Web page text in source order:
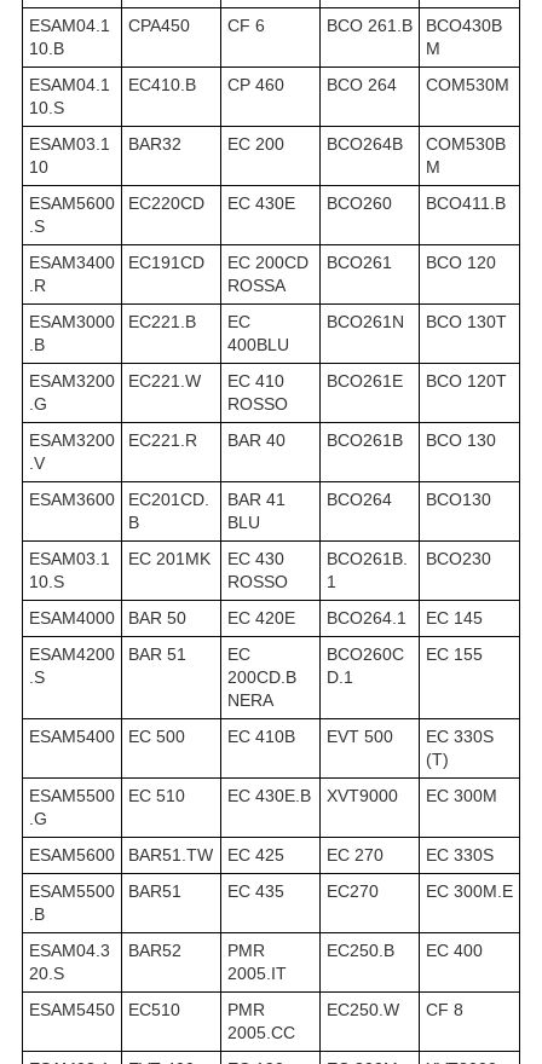
ESAM04.1
10.B
CPA450 CF 6 BCO 261.B
BCO430B
M
ESAM04.1
10.S
EC410.B CP 460 BCO 264 COM530M
ESAM03.1
10
BAR32 EC 200 BCO264B
COM530B
M
ESAM5600
.S
EC220CD EC 430E BCO260 BCO411.B
ESAM3400
.R
EC191CD
EC 200CD
ROSSA
BCO261 BCO 120
ESAM3000
.B
EC221.B
EC
400BLU
BCO261N BCO 130T
ESAM3200
.G
EC221.W
EC 410
ROSSO
BCO261E BCO 120T
ESAM3200
.V
EC221.R BAR 40 BCO261B BCO 130
ESAM3600
EC201CD.
B
BAR 41
BLU
BCO264 BCO130
ESAM03.1
10.S
EC 201MK
EC 430
ROSSO
BCO261B.
1
BCO230
ESAM4000 BAR 50 EC 420E BCO264.1
EC 145
ESAM4200
.S
BAR 51
EC
200CD.B
NERA
BCO260C
D.1
EC 155
ESAM5400 EC 500 EC 410B EVT 500
EC 330S
(T)
ESAM5500
.G
EC 510 EC 430E.B XVT9000 EC 300M
ESAM5600 BAR51.TW EC 425 EC 270
EC 330S
ESAM5500
.B
BAR51 EC 435 EC270 EC 300M.E
ESAM04.3
20.S
BAR52
PMR
2005.IT
EC250.B EC 400
ESAM5450 EC510
PMR
2005.CC
EC250.W CF 8